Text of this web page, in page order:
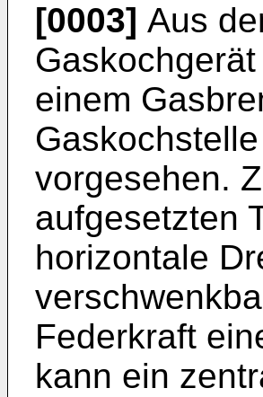
[0003] Aus
einem
vorgesehen.
aufgesetzten
horizontale
Federkraft
kann ein